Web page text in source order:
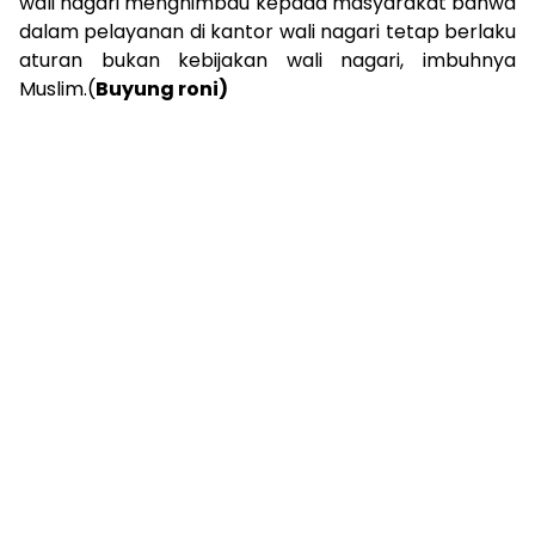
dalam pelayanan di kantor wali nagari tetap berlaku
aturan bukan kebijakan wali nagari, imbuhnya
Muslim.(Buyung roni)